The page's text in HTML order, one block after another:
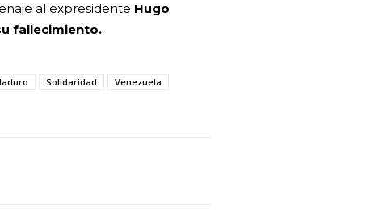
al expresidente Hugo
fallecimiento.
Solidaridad
Venezuela